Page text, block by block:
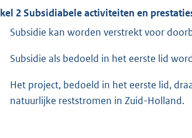
2 Subsidiabele activiteiten en
Subsidie kan worden verstrekt voor
Subsidie als bedoeld in het eerste lid
Het project, bedoeld in het eerste lid,
natuurlijke reststromen in Zuid-Holland.